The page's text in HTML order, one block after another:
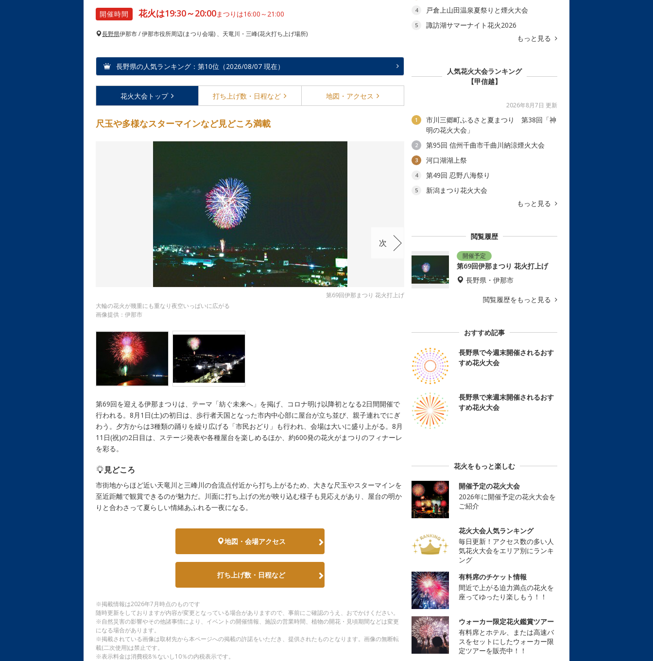
開催時間 花火は19:30～20:00まつりは16:00～21:00
長野県伊那市 / 伊那市役所周辺(まつり会場) 、天竜川・三峰(花火打ち上げ場所)
長野県の人気ランキング：第10位（2026/08/07 現在）
花火大会 トップ 打ち上げ数・ 日程など 地図・ アクセス
尺玉や多様なスターマインなど見どころ満載
第69回伊那まつり 花火打上げ
大輪の花火が幾重にも重なり夜空いっぱいに広がる
画像提供：伊那市
次
第69回を迎える伊那まつりは、テーマ「紡ぐ未来へ」を掲げ、コロナ明け以降初となる2日間開催で
行われる。8月1日(土)の初日は、歩行者天国となった市内中心部に屋台が立ち並び、親子連れでにぎ
わう。夕方からは3種類の踊りを繰り広げる「市民おどり」も行われ、会場は大いに盛り上がる。8月
11日(祝)の2日目は、ステージ発表や各種屋台を楽しめるほか、約600発の花火がまつりのフィナーレ
を彩る。
見どころ
市街地からほど近い天竜川と三峰川の合流点付近から打ち上がるため、大きな尺玉やスターマインを
至近距離で観賞できるのが魅力だ。川面に打ち上げの光が映り込む様子も見応えがあり、屋台の明か
りと合わさって夏らしい情緒あふれる一夜になる。
地図・会場アクセス
打ち上げ数・日程など
※掲載情報は2026年7月時点のものです
随時更新をしておりますが内容が変更となっている場合がありますので、事前にご確認のうえ、おでかけください。
※自然災害の影響やその他諸事情により、イベントの開催情報、施設の営業時間、植物の開花・見頃期間などは変更
になる場合があります。
※掲載されている画像は取材先から本ページへの掲載の許諾をいただき、提供されたものとなります。画像の無断転
載(二次使用)は禁止です。
※表示料金は消費税8％ないし10％の内税表示です。
4 戸倉上山田温泉夏祭りと煙火大会
5
諏訪湖サマーナイト花火2026
もっと見る
人気花火大会ランキング
【甲信越】
2026年8月7日 更新
1
市川三郷町ふるさと夏まつり 第38回「神
明の花火大会」
2 第95回 信州千曲市千曲川納涼煙火大会
3 河口湖湖上祭
4 第49回 忍野八海祭り
5
新潟まつり花火大会
もっと見る
閲覧履歴
第69回伊那まつり 花火打上げ
長野県・伊那市
閲覧履歴をもっと見る
おすすめ記事
長野県で今週末開催されるおす
すめ花火大会
長野県で来週末開催されるおす
すめ花火大会
花火をもっと楽しむ
開催予定の花火大会
2026年に開催予定の花火大会を
ご紹介
花火大会人気ランキング
毎日更新！アクセス数の多い人
気花火大会をエリア別にランキ
ング
有料席のチケット情報
間近で上がる迫力満点の花火を
座ってゆったり楽しもう！！
ウォーカー限定花火鑑賞ツアー
有料席とホテル、または高速バ
スをセットにしたウォーカー限
定ツアーを販売中！！